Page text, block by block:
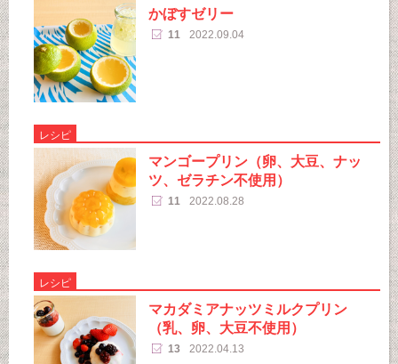
かぼすゼリー
11 2022.09.04
レシピ
マンゴープリン（卵、大豆、ナッ
ツ、ゼラチン不使用）
11 2022.08.28
レシピ
マカダミアナッツミルクプリン
（乳、卵、大豆不使用）
13 2022.04.13